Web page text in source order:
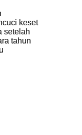
keset
setelah
tahun